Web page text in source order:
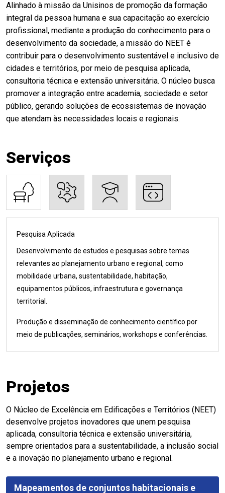
Alinhado à missão da Unisinos de promoção da formação
integral da pessoa humana e sua capacitação ao exercício
profissional, mediante a produção do conhecimento para o
desenvolvimento da sociedade, a missão do NEET é
contribuir para o desenvolvimento sustentável e inclusivo de
cidades e territórios, por meio de pesquisa aplicada,
consultoria técnica e extensão universitária. O núcleo busca
promover a integração entre academia, sociedade e setor
público, gerando soluções de ecossistemas de inovação
que atendam às necessidades locais e regionais.
Serviços
Pesquisa Aplicada
Desenvolvimento de estudos e pesquisas sobre temas
relevantes ao planejamento urbano e regional, como
mobilidade urbana, sustentabilidade, habitação,
equipamentos públicos, infraestrutura e governança
territorial.
Produção e disseminação de conhecimento científico por
meio de publicações, seminários, workshops e conferências.
Projetos
O Núcleo de Excelência em Edificações e Territórios (NEET)
desenvolve projetos inovadores que unem pesquisa
aplicada, consultoria técnica e extensão universitária,
sempre orientados para a sustentabilidade, a inclusão social
e a inovação no planejamento urbano e regional.
Mapeamentos de conjuntos habitacionais e